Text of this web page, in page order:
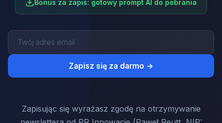
Bonus za zapis: gotowy prompt AI do pobrania
Zapisz się za darmo →
Zapisując się wyrażasz zgodę na otrzymywanie